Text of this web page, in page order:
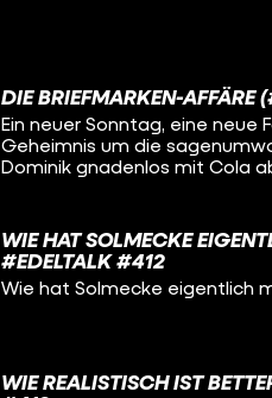
DIE BRIEFMARKEN-AFFÄRE
Ein neuer Sonntag, eine neue
Geheimnis um die
Dominik gnadenlos mit Cola
WIE HAT SOLMECKE
#EDELTALK #412
Wie hat Solmecke eigentlich
WIE REALISTISCH IST